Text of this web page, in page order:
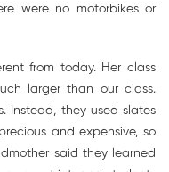
were no motorbikes or
from today. Her class
larger than our class.
Instead, they used slates
and expensive, so
said they learned